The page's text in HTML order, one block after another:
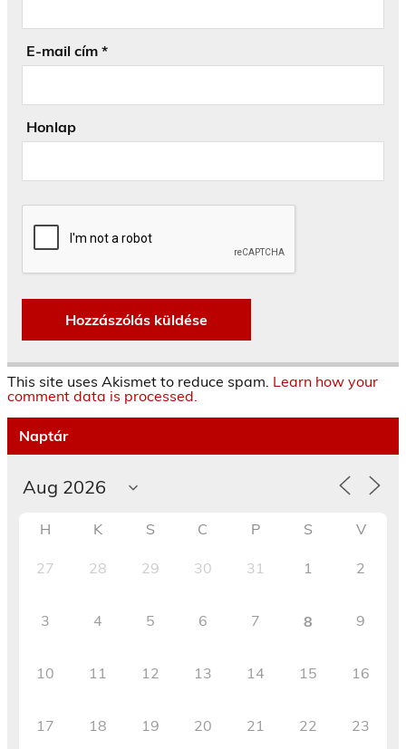
E-mail cím *
Honlap
This site uses Akismet to reduce spam. Learn how your
comment data is processed.
Naptár
H K S C P S V
27 28 29 30 31 1 2
3 4 5 6 7 8 9
10 11 12 13 14 15 16
17 18 19 20 21 22 23